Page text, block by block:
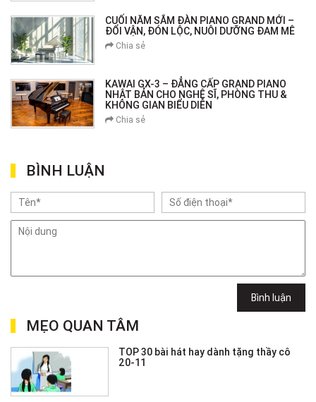
CUỐI NĂM SẮM ĐÀN PIANO GRAND MỚI –
ĐỔI VẬN, ĐÓN LỘC, NUÔI DƯỠNG ĐAM MÊ
Chia sẻ
KAWAI GX-3 – ĐẲNG CẤP GRAND PIANO
NHẬT BẢN CHO NGHỆ SĨ, PHÒNG THU &
KHÔNG GIAN BIỂU DIỄN
Chia sẻ
BÌNH LUẬN
Bình luận
MẸO QUAN TÂM
TOP 30 bài hát hay dành tặng thầy cô
20-11